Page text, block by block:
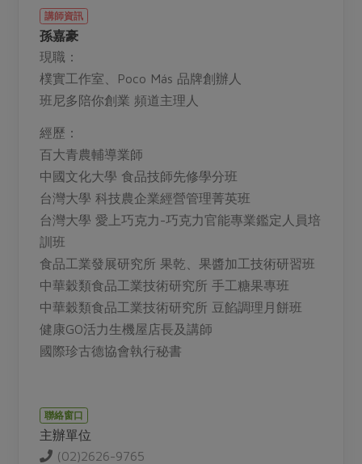
休閒零嘴
保健食品
居家好物
美妝保養
家庭清潔
日用品 圖書禮品
防災用品
最新產品
優惠專區
素食專區
湯品．鍋物
漬物
涼拌沙拉
飲品
主題食譜
異國料理
養身食補
節慶大餐
高麗菜海鮮煎餅
議題活動
主婦聯盟X樂齡網特約優惠案
30%rPET紅烏龍茶
2024農業發展計畫年度報告
更多議題活動
傳到心坎裡，誠心又澎派
廢核運動
減添加物
公益金 食農教育
生活者e週報
綠主張月刊
典藏閱覽室
硝酸鹽檢驗
社員權益
合作社法規
社務專區
選舉專區
最新消息
媒體報導
下載專區
地區活動
講師資訊
孫嘉豪
現職：
樸實工作室、 Poco Más 品牌創辦人
班尼多陪你創業 頻道主理人
經歷：
百大青農輔導業師
中國文化大學 食品技師先修學分班
台灣大學 科技農企業經營管理菁英班
台灣大學 愛上巧克力-巧克力官能專業鑑定人員培
訓班
食品工業發展研究所 果乾、果醬加工技術研習班
中華穀類食品工業技術研究所 手工糖果專班
中華穀類食品工業技術研究所 豆餡調理月餅班
健康GO活力生機屋店長及講師
國際珍古德協會執行秘書
聯絡窗口
主辦單位
(02)2626-9765